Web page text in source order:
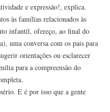
e expressão!, explica.
às famílias relacionados às
infantil, ofereço, ao final do
uma conversa com os pais para
orientações ou esclarecer
para a compreensão do
E é por isso que a gente